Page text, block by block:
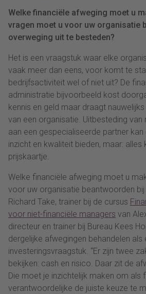
Welke financiële afweging moet u
vragen moet u voor uw organisatie
overweging uit te besteden?
Het is een vraagstuk waar elke
vaak meer dan eens, voor komt te
bedrijfsactiviteit wel of niet uit? De
administratie bijvoorbeeld kost
kennis en geld maar draagt
van een organisatie. Uitbesteding van
aan een gespecialiseerde partner
inzicht en kwaliteit bieden, maar:
prijskaartje.
Welke financiële afweging moet u
voor uw organisatie beantwoorden bij
Richard Take, trainer bij de cursus
voor niet-financiële managers van
directeur en trainer bij Bureau Kees
dergelijke afwegingen behandelen als
investeringsvraagstuk. “Er zijn twee
bekijken: cash en risico. Daar zit de
Die moet je inzichtelijk maken om als
verantwoordelijke de juiste keuze te